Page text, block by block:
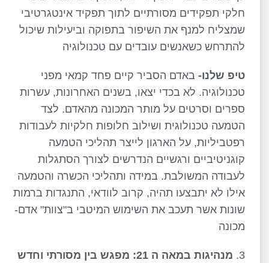
חלקי תפקידים מסורתיים לתוך תפקיד אינטגרטיבי
שמצליח למנף את השיפור בתפוקה וביעילות שיכול
להתרחש כשאנשים עובדים עם טכנולוגיה
טיפ שלנו-באדם הסביר קיים פחד קמאי מפני
טכנולוגיה. לא בכדי יצאו, בשנים האחרונות, עשרות
ספרים וסרטים על מותר המכונה מהאדם. לצד
הטמעה טכנולוגית ושילוב חלופות חלקיות לעבודות
רפטביליות, על הארגון לייצר תהליכי הטמעה
קוגניטיביים ורגשיים הנדרשים לצורך הסתגלות
לעבודה המשולבת. במידה ותהליכי הכשרה והטמעה
אילו לא יתבצעו תהיה, קרוב לוודאי, התנגדות ברמות
שונות אשר תעכב את השימוש המיטבי ב"צוות" אדם-
מכונה
מנהיגות במאה ה 21: מפגש בין מסורתי וחדש